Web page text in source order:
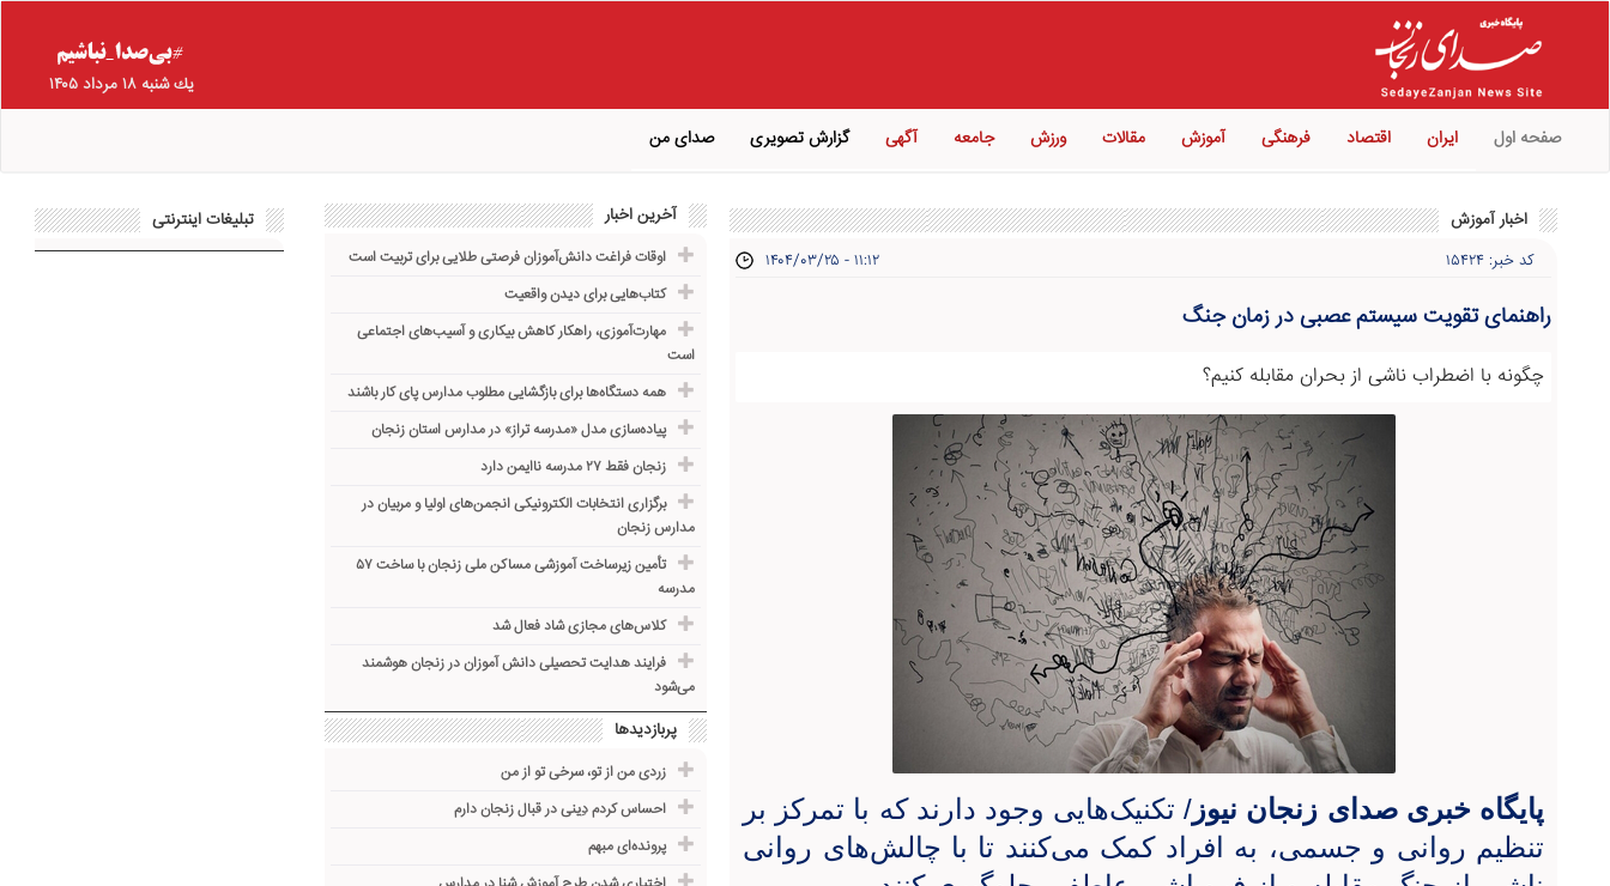
يك شنبه ۱۸ مرداد ۱۴۰۵
صفحه اول ایران اقتصاد فرهنگی آموزش مقالات ورزش جامعه آگهی گزارش تصویری صدای من
اخبار آموزش
کد خبر: ۱۵۴۲۴ ۱۴۰۴/۰۳/۲۵ - ۱۱:۱۲
راهنمای تقویت سیستم عصبی در زمان جنگ
چگونه با اضطراب ناشی از بحران مقابله کنیم؟
پایگاه خبری صدای زنجان نیوز / تکنیک‌هایی وجود دارند که با تمرکز بر
تنظیم روانی و جسمی، به افراد کمک می‌کنند تا با چالش‌های روانی
آخرین اخبار
اوقات فراغت دانش‌آموزان فرصتی طلایی برای تربیت است
کتاب‌هایی برای دیدن واقعیت
مهارت‌آموزی، راهکار کاهش بیکاری و آسیب‌های اجتماعی
است
همه دستگاه‌ها برای بازگشایی مطلوب مدارس پای کار باشند
پیاده‌سازی مدل «مدرسه تراز» در مدارس استان زنجان
زنجان فقط ۲۷ مدرسه ناایمن دارد
برگزاری انتخابات الکترونیکی انجمن‌های اولیا و مربیان در
مدارس زنجان
تأمین زیرساخت آموزشی مساکن ملی زنجان با ساخت ۵۷
مدرسه
کلاس‌های مجازی شاد فعال شد
فرایند هدایت تحصیلی دانش آموزان در زنجان هوشمند
می‌شود
پربازدیدها
زردی من از تو، سرخی تو از من
احساس کردم دِینی در قبال زنجان دارم
پرونده‌ای مبهم
تبلیغات اینترنتی